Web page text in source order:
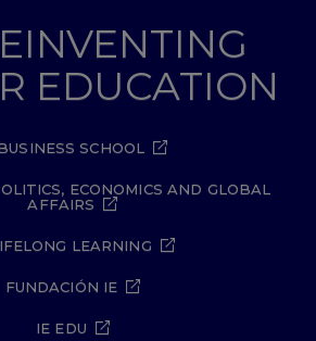
EDUCATION
SCHOOL
ECONOMICS AND GLOBAL
AFFAIRS
LEARNING
FUNDACIÓN IE
IE EDU